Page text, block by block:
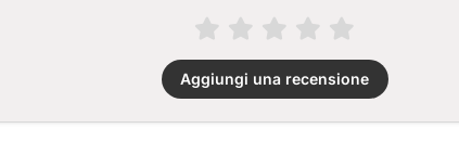
Aggiungi una recensione